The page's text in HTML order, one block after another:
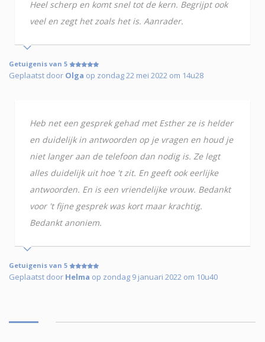
Heel scherp en komt snel tot de kern. Begrijpt ook
veel en zegt het zoals het is. Aanrader.
Getuigenis van 5
Geplaatst door Olga op zondag 22 mei 2022 om 14u28
Heb net een gesprek gehad met Esther ze is helder
en duidelijk in antwoorden op je vragen en houd je
niet langer aan de telefoon dan nodig is. Ze legt
alles duidelijk uit hoe 't zit. En geeft ook eerlijke
antwoorden. En is een vriendelijke vrouw. Bedankt
voor 't fijne gesprek was kort maar krachtig.
Bedankt anoniem.
Getuigenis van 5
Geplaatst door Helma op zondag 9 januari 2022 om 10u40